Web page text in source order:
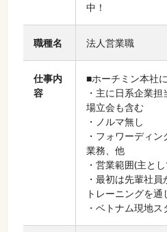
中！
職種名 法人営業職
仕事内
容
■ホーチミン本社
・主に日系企業
場立会も含む
・ノルマ無し
・フォワーディ
業務、他
・営業範囲(主と
・最初は先輩社
トレーニングを通
・ベトナム現地